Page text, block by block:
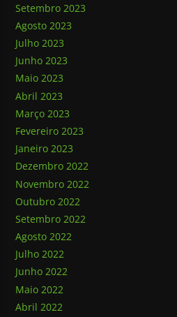
Setembro 2023
Agosto 2023
Julho 2023
Junho 2023
Maio 2023
Abril 2023
Março 2023
Fevereiro 2023
Janeiro 2023
Dezembro 2022
Novembro 2022
Outubro 2022
Setembro 2022
Agosto 2022
Julho 2022
Junho 2022
Maio 2022
Abril 2022